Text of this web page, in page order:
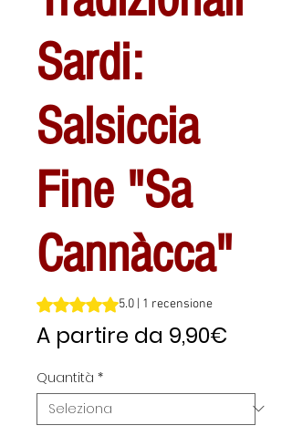
Sardi:
Salsiccia
Fine "Sa
Cannàcca"
Sulla base di 1 recensione, la
5.0 | 1 recensione
A partire da 9,90€
Quantità *